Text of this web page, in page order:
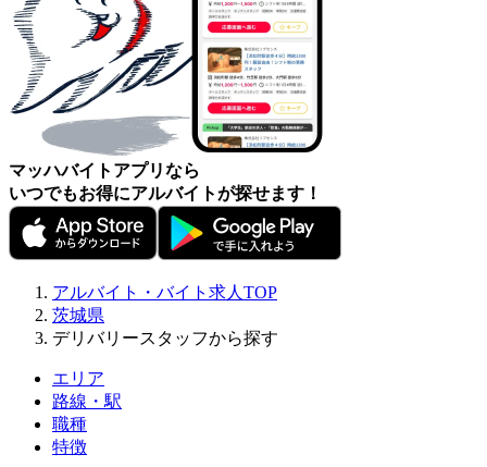
マッハバイトアプリなら
いつでもお得にアルバイトが探せます！
アルバイト・バイト求人TOP
茨城県
デリバリースタッフから探す
エリア
路線・駅
職種
特徴